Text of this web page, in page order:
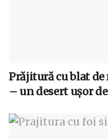
Prăjitură cu blat de
– un desert ușor